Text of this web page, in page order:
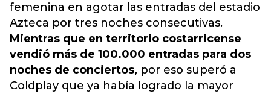
femenina en agotar las entradas del estadio
Azteca por tres noches consecutivas.
Mientras que en territorio costarricense
vendió más de 100.000 entradas para dos
noches de conciertos, por eso superó a
Coldplay que ya había logrado la mayor